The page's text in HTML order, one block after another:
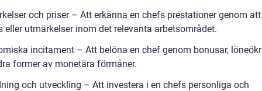
och priser – Att erkänna en chefs prestationer genom
eller utmärkelser inom det relevanta arbetsområdet.
incitament – Att belöna en chef genom bonusar,
former av monetära förmåner.
och utveckling – Att investera i en chefs personliga och